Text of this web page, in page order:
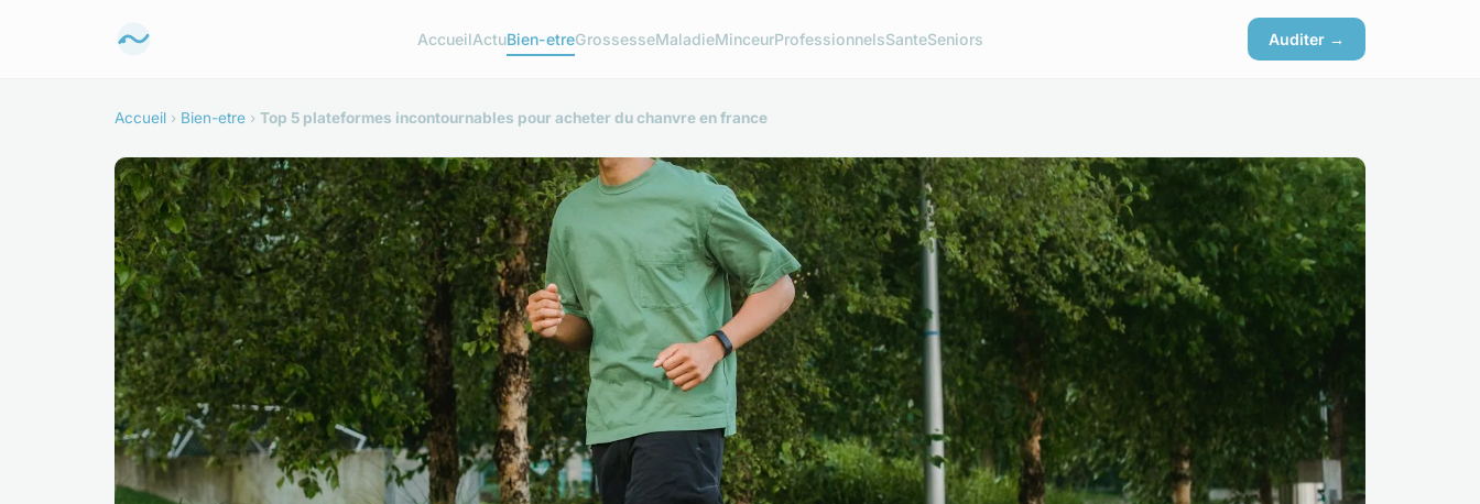
AccueilActuBien-etreGrossesseMaladieMinceurProfessionnelsSanteSeniors Auditer →
Accueil › Bien-etre › Top 5 plateformes incontournables pour acheter du chanvre en france